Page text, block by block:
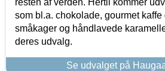
som bl.a. chokolade, gourmet
småkager og håndlavede
deres udvalg.
Se udvalget på